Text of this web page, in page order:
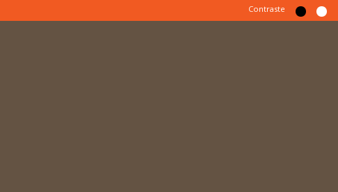
Contraste